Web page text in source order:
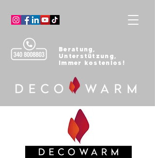
Beratung,
Unterstützung,
Immer kostenlos!